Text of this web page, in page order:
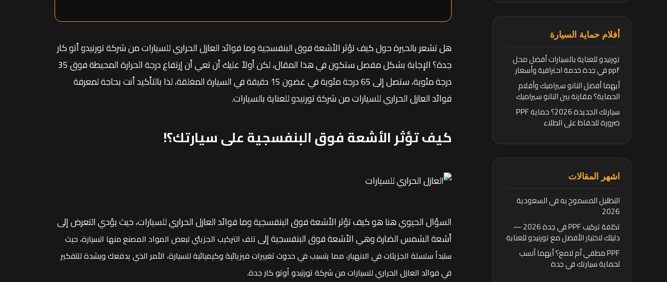
أفلام حماية السيارة
تورنيدو للعناية بالسيارات أفضل محل
ppf في جدة خدمة احترافية وأسعار
تنافسية
أيهما أفضل النانو سيراميك وأفلام
الحماية؟ مقارنة بين النانو سيراميك
وأفلام الحماية سيارتك الجديدة 2026؟ حماية PPF
ضرورة للحفاظ على الطلاء
اشهر المقالات
التظليل المسموح به في السعودية
2026
تكلفة تركيب PPF في جدة 2026 —
دليلك لاختيار الأفضل مع تورنيدو للعناية
بالسياراتPPF مطفي أم لامع؟ أيهما أنسب
لحماية سيارتك في جدة
هل تشعر بالحيرة حول كيف تؤثر الأشعة فوق البنفسجية وما فوائد العازل الحراري للسيارات من شركة تورنيدو أتو كار
جدة؟ الإجابة بشكل مفصل ستكون في هذا المقال، لكن أولاً عليك أن تعي أن إرتفاع درجة الحرارة المحيطة فوق 35
درجة مئوية، ستصل إلى 65 درجة مئوية في غضون 15 دقيقة في السيارة المغلقة، لذا بالتأكيد أنت بحاجة لمعرفة
فوائد العازل الحراري للسيارات من شركة تورنيدو للعناية بالسيارات.
كيف تؤثر الأشعة فوق البنفسجية على سيارتك؟!
السؤال الحيوي هنا هو كيف تؤثر الأشعة فوق البنفسجية وما فوائد العازل الحراري للسيارات، حيث يؤدي التعرض إلى
أشعة الشمس الضارة وهي الأشعة فوق البنفسجية إلىتلف التركيب الجزيئي لبعض المواد المصنع منها السيارة، حيث
ستبدأ سلسلة الجزيئات في الانهيار، مما يتسبب في حدوث تغييرات فيزيائية وكيميائية للسيارة، الأمر الذي يدفعك وبشدة للتفكير
في فوائد العازل الحراري للسيارات من شركة تورنيدو أوتو كار جدة.